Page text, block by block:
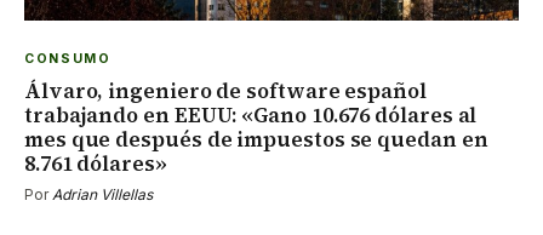
CONSUMO
Álvaro, ingeniero de software español
trabajando en EEUU: «Gano 10.676 dólares al
mes que después de impuestos se quedan en
8.761 dólares»
Por Adrian Villellas